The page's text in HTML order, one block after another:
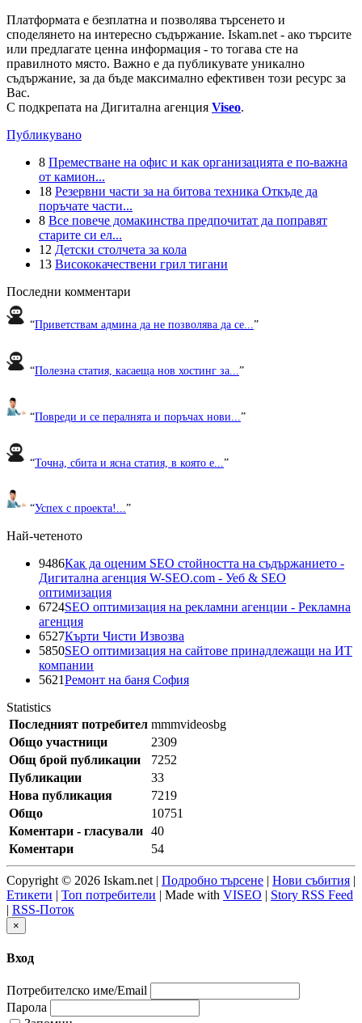
Платформата е безплатна и позволява търсенето и
споделянето на интересно съдържание. Iskam.net - ако търсите
или предлагате ценна информация - то тогава сте на
правилното място. Важно е да публикувате уникално
съдържание, за да бъде максимално ефективен този ресурс за
Вас.
С подкрепата на Дигитална агенция Viseo.
Публикувано
8 Преместване на офис и как организацията е по-важна
от камион...
18 Резервни части за на битова техника Откъде да
поръчате части...
8 Все повече домакинства предпочитат да поправят
старите си ел...
12 Детски столчета за кола
13 Висококачествени грил тигани
Последни комментари
“Приветствам админа да не позволява да се...”
“Полезна статия, касаеща нов хостинг за... ”
“Повреди и се пералнята и поръчах нови... ”
“Точна, сбита и ясна статия, в която е... ”
“Успех с проекта!...”
Най-четеното
9486Как да оценим SEO стойността на съдържанието -
Дигитална агенция W-SEO.com - Уеб & SEO
оптимизация
6724SEO оптимизация на рекламни агенции - Рекламна
агенция
6527Кърти Чисти Извозва
5850SEO оптимизация на сайтове принадлежащи на ИТ
компании
5621Ремонт на баня София
Statistics
Последният потребител mmmvideosbg
Общо участници
2309
Общ брой публикации
7252
Публикации
33
Нова публикация
7219
Общо
10751
Коментари - гласували 40
Коментари
54
Copyright © 2026 Iskam.net | Подробно търсене | Нови събития |
Етикети | Топ потребители | Made with VISEO | Story RSS Feed
| RSS-Поток
×
Вход
Потребителско име/Email
Парола